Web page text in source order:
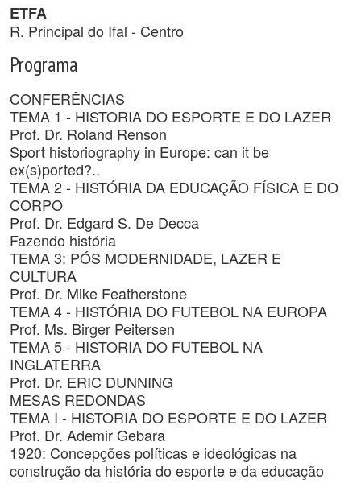
ETFA
R. Principal do Ifal - Centro
Programa
CONFERÊNCIAS
TEMA 1 - HISTORIA DO ESPORTE E DO LAZER
Prof. Dr. Roland Renson
Sport historiography in Europe: can it be
ex(s)ported?..
TEMA 2 - HISTÓRIA DA EDUCAÇÃO FÍSICA E DO
CORPO
Prof. Dr. Edgard S. De Decca
Fazendo história
TEMA 3: PÓS MODERNIDADE, LAZER E
CULTURA
Prof. Dr. Mike Featherstone
TEMA 4 - HISTÓRIA DO FUTEBOL NA EUROPA
Prof. Ms. Birger Peitersen
TEMA 5 - HISTORIA DO FUTEBOL NA
INGLATERRA
Prof. Dr. ERIC DUNNING
MESAS REDONDAS
TEMA I - HISTORIA DO ESPORTE E DO LAZER
Prof. Dr. Ademir Gebara
1920: Concepções políticas e ideológicas na
construção da história do esporte e da educação